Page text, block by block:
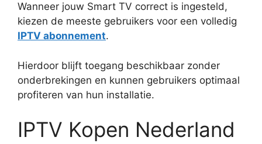
Wanneer jouw Smart TV correct is ingesteld,
kiezen de meeste gebruikers voor een volledig
IPTV abonnement.
Hierdoor blijft toegang beschikbaar zonder
onderbrekingen en kunnen gebruikers optimaal
profiteren van hun installatie.
IPTV Kopen Nederland